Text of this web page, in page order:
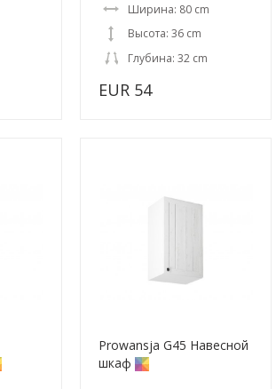
Ширина: 80 cm
Высота: 36 cm
Глубина: 32 cm
EUR 54
Prowansja G45 Навесной
шкаф